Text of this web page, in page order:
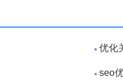
优化
seo